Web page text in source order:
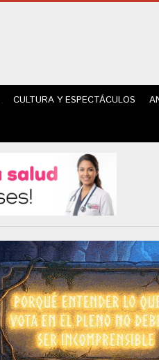
CULTURA Y ESPECTÁCULOS